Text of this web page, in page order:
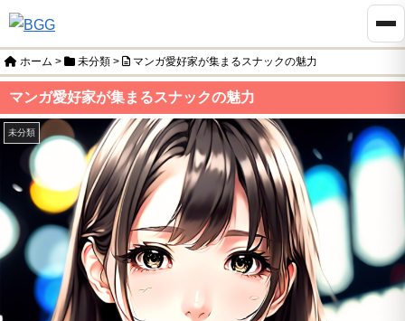
ホーム > 未分類 > マンガ愛好家が集まるスナックの魅力
マンガ愛好家が集まるスナックの魅力
未分類